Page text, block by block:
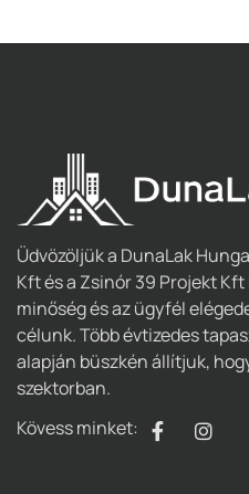
Üdvözöljük a DunaLak
Kft és a Zsinór 39 Projekt
minőség és az ügyfél
célunk. Több évtizedes
alapján büszkén állítjuk,
szektorban.
Kövess minket: